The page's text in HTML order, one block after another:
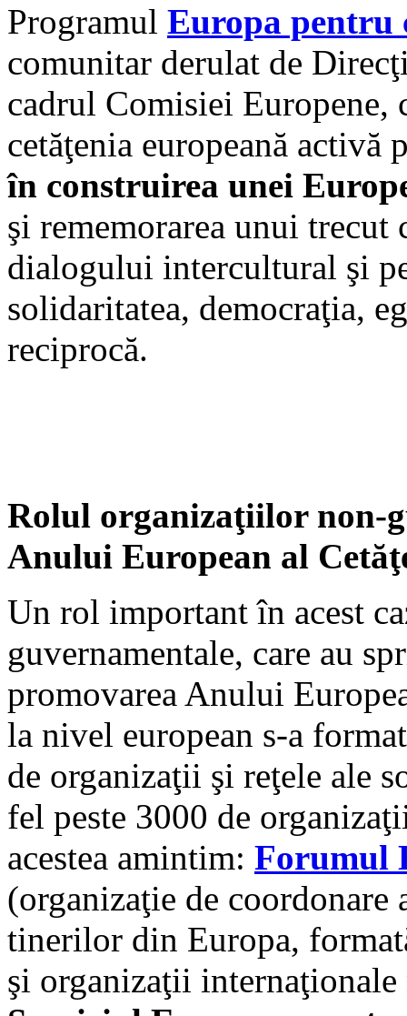
Programul Europa pentru
comunitar derulat de
cadrul Comisiei Europene,
cetăţenia europeană activă
în construirea unei
şi rememorarea unui trecut
dialogului intercultural şi
solidaritatea, democraţia,
reciprocă.
Rolul organizaţiilor non-
Anului European al
Un rol important în acest
guvernamentale, care au
promovarea Anului
la nivel european s-a
de organizaţii şi reţele ale
fel peste 3000 de
acestea amintim: Forumul
(organizaţie de
tinerilor din Europa,
şi organizaţii